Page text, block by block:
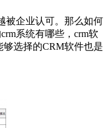
被企业认可。那么如何
系统有哪些，crm软
选择的CRM软件也是